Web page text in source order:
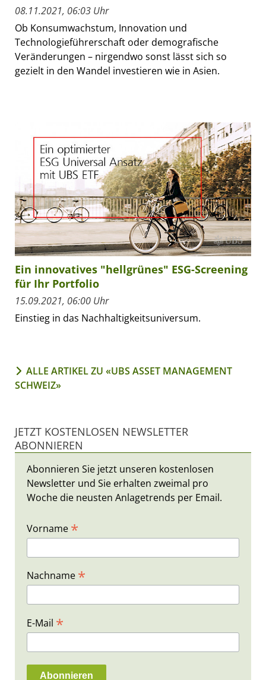
08.11.2021, 06:03 Uhr
Ob Konsumwachstum, Innovation und
Technologieführerschaft oder demografische
Veränderungen – nirgendwo sonst lässt sich so
gezielt in den Wandel investieren wie in Asien.
Ein innovatives "hellgrünes" ESG-Screening
für Ihr Portfolio
15.09.2021, 06:00 Uhr
Einstieg in das Nachhaltigkeitsuniversum.
ALLE ARTIKEL ZU «UBS ASSET MANAGEMENT
SCHWEIZ»
JETZT KOSTENLOSEN NEWSLETTER
ABONNIEREN
Abonnieren Sie jetzt unseren kostenlosen
Newsletter und Sie erhalten zweimal pro
Woche die neusten Anlagetrends per Email.
Vorname *
Nachname *
E-Mail *